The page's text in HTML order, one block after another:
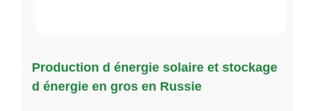
Production d énergie solaire et stockage
d énergie en gros en Russie